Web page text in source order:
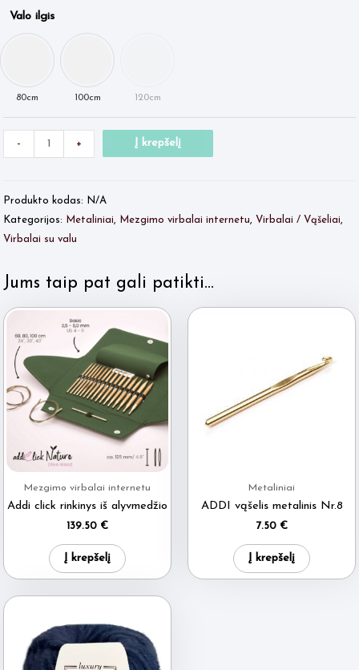
Valo ilgis
Quantity
-
produkto
su
valu
Quantity
+ Į krepšelį
Produkto kodas:
N/A
Kategorijos:
Metaliniai, Mezgimo virbalai internetu, Virbalai / Vąšeliai,
Virbalai su valu
Jums taip pat gali patikti…
Mezgimo virbalai internetu
Addi click rinkinys iš alyvmedžio
139.50 €
Į krepšelį
Metaliniai
ADDI vąšelis metalinis Nr.8
7.50 €
Į krepšelį